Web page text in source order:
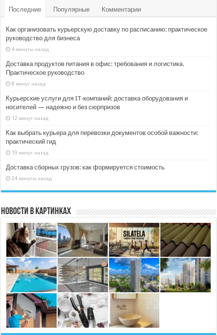
Последние Популярные Комментарии
Как организовать курьерскую доставку по расписанию: практическое
руководство для бизнеса
4 минуты назад
Доставка продуктов питания в офис: требования и логистика.
Практическое руководство
8 минут назад
Курьерские услуги для IT‑компаний: доставка оборудования и
носителей — надежно и без сюрпризов
12 минут назад
Как выбрать курьера для перевозки документов особой важности:
практический гид
19 минут назад
Доставка сборных грузов: как формируется стоимость
24 минуты назад
Новости в картинках